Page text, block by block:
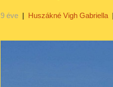
9 éve | Huszákné Vigh Gabriella